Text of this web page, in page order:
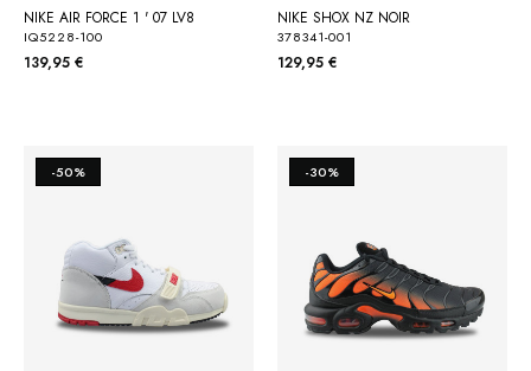
NIKE AIR FORCE 1 ' 07 LV8
IQ5228-100
139,95 €
NIKE SHOX NZ NOIR
378341-001
129,95 €
-50% -30%